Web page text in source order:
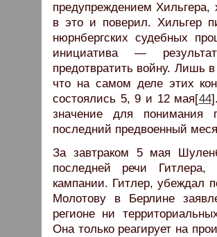
предупреждением Хильгера,
в это и поверил. Хильгер
нюрнбергских судебных
инициатива —
предотвратить войну. Лишь
что на самом деле этих
состоялись 5, 9 и 12 мая[44
значение для понимания
последний предвоенный
За завтраком 5 мая
последней речи Гитлера,
кампании. Гитлер, убеждал
Молотову в Берлине
регионе ни
Она только реагирует на